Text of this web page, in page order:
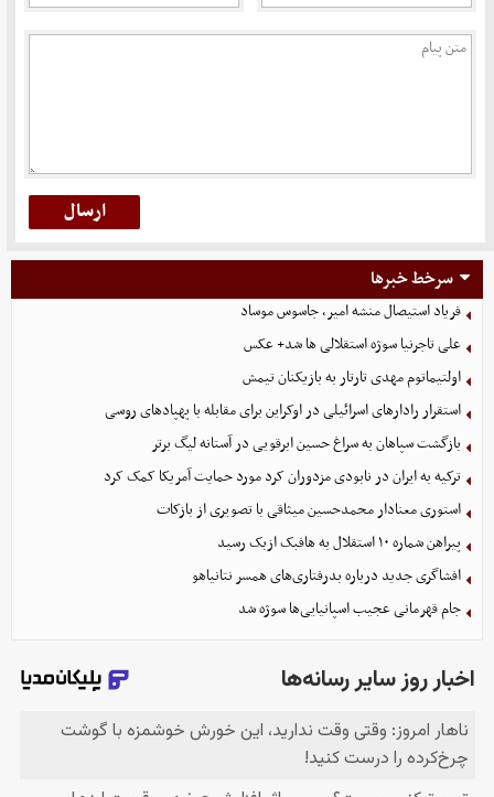
سرخط خبرها
فریاد استیصال منشه امیر، جاسوس موساد
علی تاجرنیا سوژه استقلالی‌ ها شد+ عکس
اولتیماتوم مهدی تارتار به بازیکنان تیمش
استقرار رادارهای اسرائیلی در اوکراین برای مقابله با پهپادهای روسی
بازگشت سپاهان به سراغ حسین ابرقویی در آستانه لیگ برتر
ترکیه به ایران در نابودی مزدوران کرد مورد حمایت آمریکا کمک کرد
استوری معنادار محمدحسین میثاقی با تصویری از بازکات
پیراهن شماره ۱۰ استقلال به هافبک ازبک رسید
افشاگری جدید درباره بدرفتاری‌های همسر نتانیاهو
جام قهرمانی عجیب اسپانیایی‌ها سوژه شد